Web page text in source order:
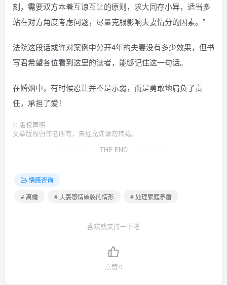
刻，需要双方本着互谅互让的原则，求大同存小异，适当多
站在对方角度考虑问题，尽量克服影响夫妻情分的因素。”
法院这段话或许对案例中分开4年的夫妻没有多少效果，但书
写君希望各位看到这里的读者，能够记住这一句话。
在婚姻中，有时候忍让并不是示弱，而是勇敢地肩负了责
任，承担了爱！
© 版权声明
文章版权归作者所有，未经允许请勿转载。
THE END
情感咨询
# 离婚
# 夫妻感情破裂的情形 # 处理家庭矛盾
喜欢就支持一下吧
点赞0